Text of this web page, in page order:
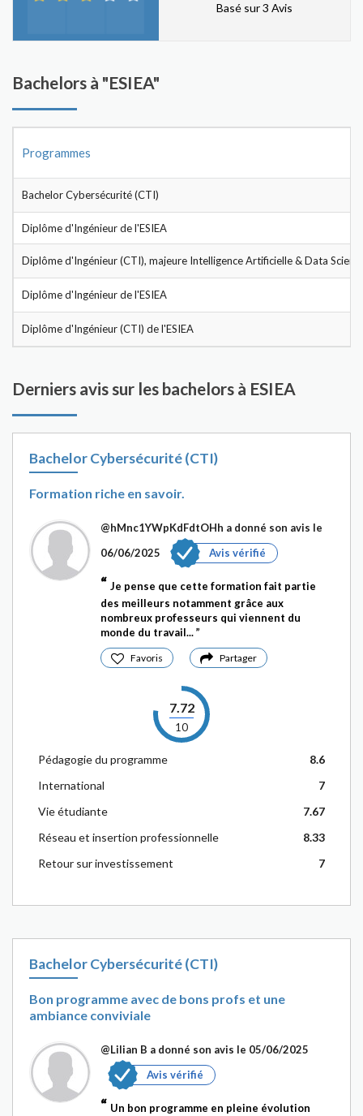
Basé sur 3 Avis
Bachelors à "ESIEA"
Programmes
Bachelor Cybersécurité (CTI)
Diplôme d'Ingénieur de l'ESIEA
Diplôme d'Ingénieur (CTI), majeure Intelligence Artificielle & Data
Diplôme d'Ingénieur de l'ESIEA
Diplôme d'Ingénieur (CTI) de l'ESIEA
Derniers avis sur les bachelors à ESIEA
Bachelor Cybersécurité (CTI)
Formation riche en savoir.
@hMnc1YWpKdFdtOHh a donné son avis le
06/06/2025
Avis vérifié
Je pense que cette formation fait partie
des meilleurs notamment grâce aux
nombreux professeurs qui viennent du
monde du travail...
Favoris Partager
7.72
10
Pédagogie du programme
8.6
International
7
Vie étudiante
7.67
Réseau et insertion professionnelle
8.33
Retour sur investissement
7
Bachelor Cybersécurité (CTI)
Bon programme avec de bons profs et une
ambiance conviviale
@Lilian B a donné son avis le 05/06/2025
Avis vérifié
Un bon programme en pleine évolution